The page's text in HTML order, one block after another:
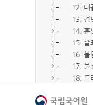
12. 대
13. 겹
14. 홑
15. 줄
16. 붙
17. 물
18. 드
20. 빠